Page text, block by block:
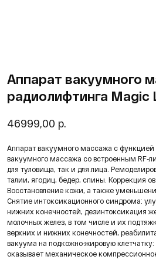
Аппарат вакуумного
радиолифтинга Magic
46999,00 р.
Аппарат вакуумного массажа с
вакуумного массажа со встроенным
для туловища, так и для лица.
талии, ягодиц, бедер, спины. Коррекция
Восстановление кожи, а также
Снятие интоксикационного синдрома:
нижних конечностей, дезинтоксикация
молочных желез, в том числе и их
верхних и нижних конечностей,
вакуума на подкожно-жировую
оказывает механическое